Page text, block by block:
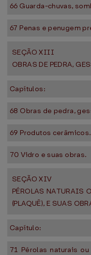
66 Guarda-chuvas,
67 Penas e penugem
SEÇÃO XIII
OBRAS DE PEDRA,
Capítulos:
68 Obras de pedra,
69 Produtos cerâmicos.
70 Vidro e suas obras.
SEÇÃO XIV
PÉROLAS NATURAIS
(PLAQUÊ), E SUAS
Capítulo:
71 Pérolas naturais